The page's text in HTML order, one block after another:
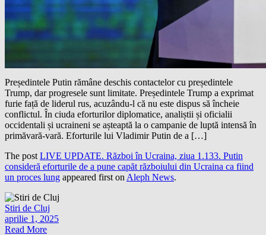
Președintele Putin rămâne deschis contactelor cu președintele
Trump, dar progresele sunt limitate. Președintele Trump a exprimat
furie față de liderul rus, acuzându-l că nu este dispus să încheie
conflictul. În ciuda eforturilor diplomatice, analiștii și oficialii
occidentali și ucraineni se așteaptă la o campanie de luptă intensă în
primăvară-vară. Eforturile lui Vladimir Putin de a […]
The post LIVE UPDATE. Război în Ucraina, ziua 1.133. Putin
consideră eforturile de a pune capăt războiului din Ucraina ca fiind
un proces lung appeared first on Aleph News.
Stiri de Cluj
aprilie 1, 2025
Read More